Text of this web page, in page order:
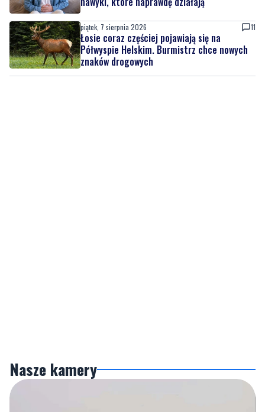
piątek, 7 sierpnia 2026 11
Łosie coraz częściej pojawiają się na
Półwyspie Helskim. Burmistrz chce nowych
znaków drogowych
Nasze kamery